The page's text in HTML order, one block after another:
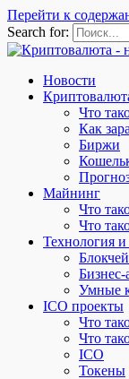
Перейти к
Search for:
Новости
Что
Как
Биржи
Майнинг
Что
Что
Технология и
Бизнес-
Умные
ICO проекты
Что
Что
ICO
Токены